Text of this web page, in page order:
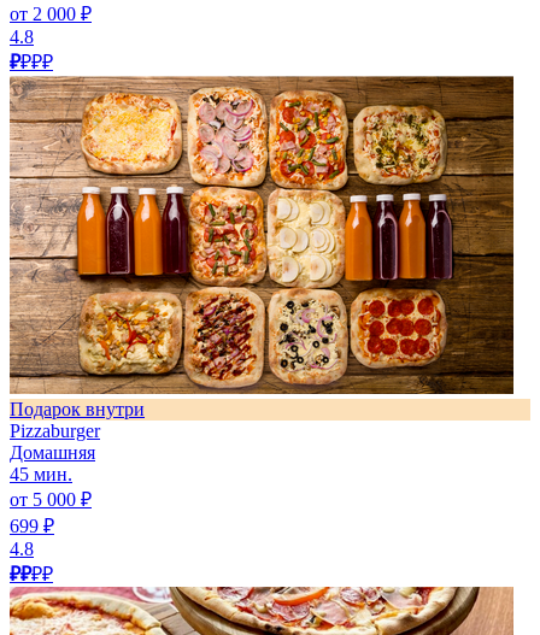
от 2 000 ₽
4.8
₽₽₽₽
Подарок внутри
Pizzaburger
Домашняя
45 мин.
от 5 000 ₽
699 ₽
4.8
₽₽₽₽